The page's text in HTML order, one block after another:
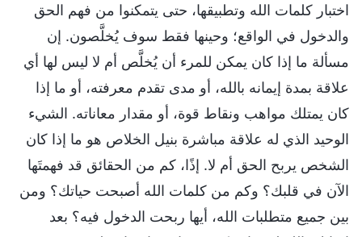
اختبار كلمات الله وتطبيقها، حتى يتمكنوا من فهم الحق
والدخول في الواقع؛ وحينها فقط سوف يُخلَّصون. إن
مسألة ما إذا كان يمكن للمرء أن يُخلَّص أم لا ليس لها أي
علاقة بمدة إيمانه بالله، أو مدى تقدم معرفته، أو ما إذا
كان يمتلك مواهب ونقاط قوة، أو مقدار معاناته. الشيء
الوحيد الذي له علاقة مباشرة بنيل الخلاص هو ما إذا كان
الشخص يربح الحق أم لا. إذًا، كم من الحقائق قد فهمتَها
الآن في قلبك؟ وكم من كلمات الله أصبحت حياتك؟ ومن
بين جميع متطلبات الله، أيها ربحت الدخول فيه؟ بعد